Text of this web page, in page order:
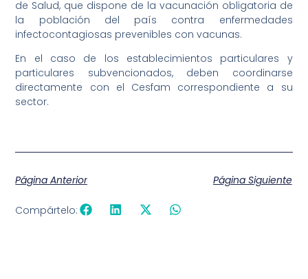
de Salud, que dispone de la vacunación obligatoria de
la población del país contra enfermedades
infectocontagiosas prevenibles con vacunas.
En el caso de los establecimientos particulares y
particulares subvencionados, deben coordinarse
directamente con el Cesfam correspondiente a su
sector.
Página Anterior Página Siguiente
Compártelo: